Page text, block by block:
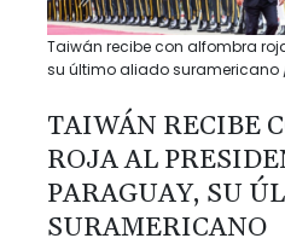
Taiwán recibe con alfombra
su último aliado suramericano /
TAIWÁN RECIBE
ROJA AL
PARAGUAY, SU
SURAMERICANO